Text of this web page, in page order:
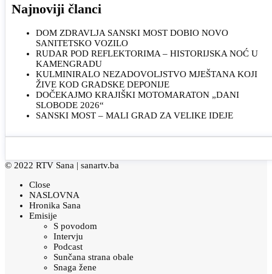
Najnoviji članci
DOM ZDRAVLJA SANSKI MOST DOBIO NOVO
SANITETSKO VOZILO
RUDAR POD REFLEKTORIMA – HISTORIJSKA NOĆ U
KAMENGRADU
KULMINIRALO NEZADOVOLJSTVO MJEŠTANA KOJI
ŽIVE KOD GRADSKE DEPONIJE
DOČEKAJMO KRAJIŠKI MOTOMARATON „DANI
SLOBODE 2026“
SANSKI MOST – MALI GRAD ZA VELIKE IDEJE
© 2022 RTV Sana | sanartv.ba
Close
NASLOVNA
Hronika Sana
Emisije
S povodom
Intervju
Podcast
Sunčana strana obale
Snaga žene